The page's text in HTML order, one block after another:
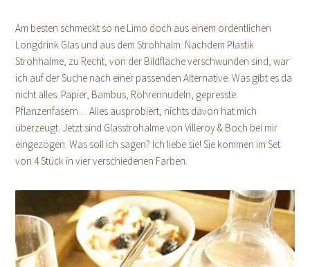
Am besten schmeckt so ne Limo doch aus einem ordentlichen
Longdrink Glas und aus dem Strohhalm. Nachdem Plastik
Strohhalme, zu Recht, von der Bildfläche verschwunden sind, war
ich auf der Suche nach einer passenden Alternative. Was gibt es da
nicht alles: Papier, Bambus, Röhrennudeln, gepresste
Pflanzenfasern… Alles ausprobiert, nichts davon hat mich
überzeugt. Jetzt sind Glasstrohalme von Villeroy & Boch bei mir
eingezogen. Was soll ich sagen? Ich liebe sie! Sie kommen im Set
von 4 Stück in vier verschiedenen Farben.